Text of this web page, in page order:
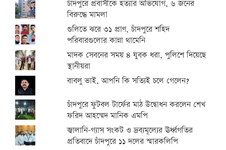
চাঁদপুরে প্রবাসীকে হত্যার অভিযোগ, ৬ জনের
বিরুদ্ধে মামলা
গুলিতে ঝরে ৩১ প্রাণ, চাঁদপুরে শহিদ
পরিবারগুলোর কান্না থামেনি
মাদক সেবনের সময় ৪ যুবক ধরা, পুলিশে দিয়েছে
স্থানীয়রা
বাবলু ভাই, আপনি কি সত্যিই চলে গেলেন?
চাঁদপুরে ফুটবল টার্ফের মাঠ উদ্বোধন করলেন শেখ
ফরিদ আহম্মেদ মানিক এমপি
জ্বালানি-গ্যাস সংকট ও দ্রব্যমূল্যের ঊর্ধ্বগতির
প্রতিবাদে চাঁদপুরে ১১ দলের স্মারকলিপি